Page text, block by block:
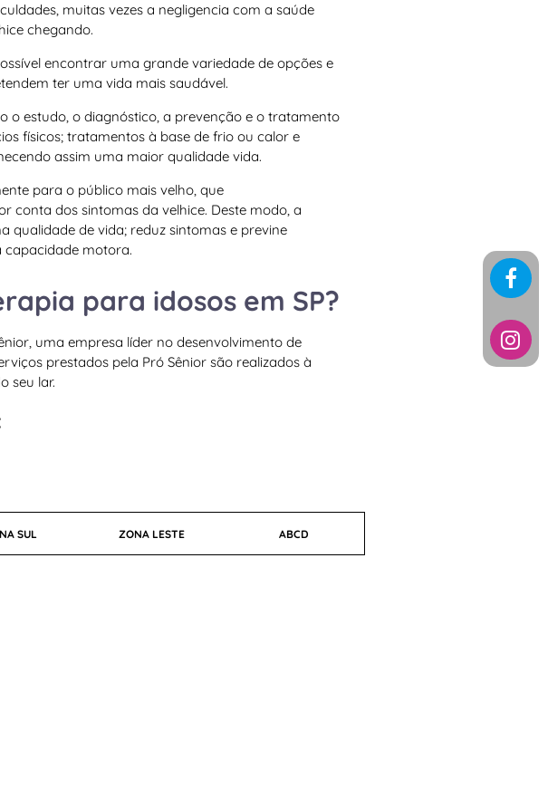
muitas vezes a negligencia com a saúde
chegando.
encontrar uma grande variedade de opções e
ter uma vida mais saudável.
o estudo, o diagnóstico, a prevenção e o tratamento
físicos; tratamentos à base de frio ou calor e
assim uma maior qualidade vida.
para o público mais velho, que
conta dos sintomas da velhice. Deste modo, a
qualidade de vida; reduz sintomas e previne
capacidade motora.
para idosos em SP?
uma empresa líder no desenvolvimento de
prestados pela Pró Sênior são realizados à
seu lar.
SUL ZONA LESTE ABCD